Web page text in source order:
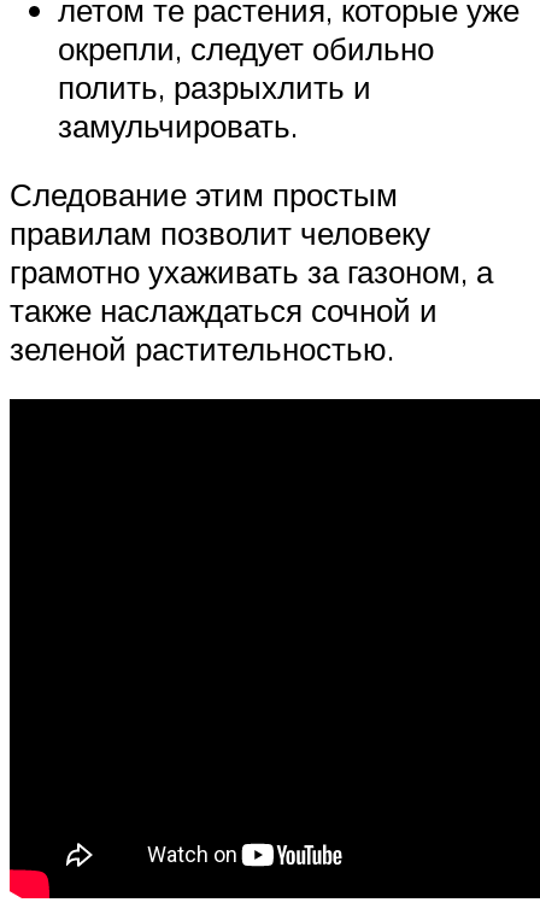
летом те растения, которые уже
окрепли, следует обильно
полить, разрыхлить и
замульчировать.
Следование этим простым
правилам позволит человеку
грамотно ухаживать за газоном, а
также наслаждаться сочной и
зеленой растительностью.